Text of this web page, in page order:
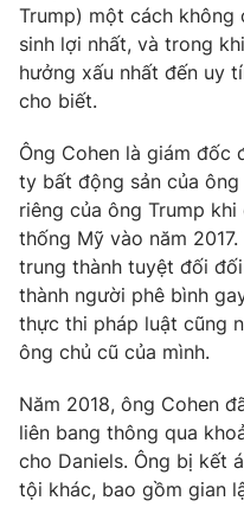
Liên hệ quảng cáo:024-
® Cấm sao chép dưới mọi
thuận bằng văn bản. Ghi rõ
thông tin từ website này.
Trump) một cách không
sinh lợi nhất, và trong khi
hưởng xấu nhất đến uy
cho biết.
Ông Cohen là giám đốc
ty bất động sản của
riêng của ông Trump
thống Mỹ vào năm
trung thành tuyệt đối
thành người phê bình
thực thi pháp luật cũng
ông chủ cũ của mình.
Năm 2018, ông Cohen
liên bang thông qua
cho Daniels. Ông bị kết
tội khác, bao gồm gian